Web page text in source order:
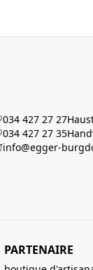
034 427 27 27
034 427 27 35
info@egger-
PARTENAIRE